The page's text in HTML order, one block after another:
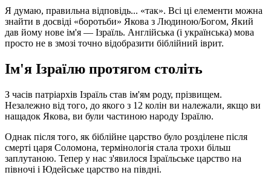
Я думаю, правильна відповідь... «так». Всі ці елементи можна
знайти в досвіді «боротьби» Якова з Людиною/Богом, Який
дав йому нове ім'я — Ізраїль. Англійська (і українська) мова
просто не в змозі точно відобразити біблійний іврит.
Ім'я Ізраїлю протягом століть
З часів патріархів Ізраїль став ім'ям роду, прізвищем.
Незалежно від того, до якого з 12 колін ви належали, якщо ви
нащадок Якова, ви були частиною народу Ізраїлю.
Однак після того, як біблійне царство було розділене після
смерті царя Соломона, термінологія стала трохи більш
заплутаною. Тепер у нас з'явилося Ізраїльське царство на
півночі і Юдейське царство на півдні.